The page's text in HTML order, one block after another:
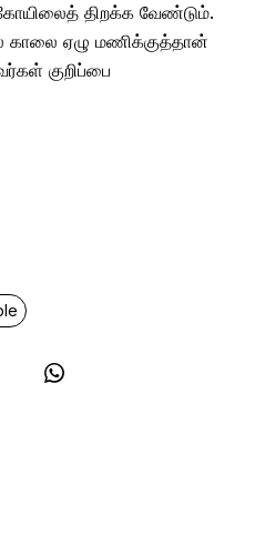
திறக்க வேண்டும்.
ஏழு மணிக்குத்தான்
குறிப்பை